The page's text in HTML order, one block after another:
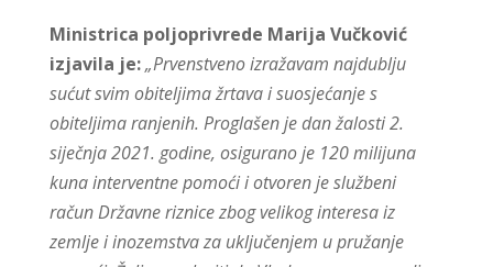
Ministrica poljoprivrede Marija Vučković
izjavila je:„Prvenstveno izražavam najdublju
sućut svim obiteljima žrtava i suosjećanje s
obiteljima ranjenih. Proglašen je dan žalosti 2.
siječnja 2021. godine, osigurano je 120 milijuna
kuna interventne pomoći i otvoren je službeni
račun Državne riznice zbog velikog interesa iz
zemlje i inozemstva za uključenjem u pružanje